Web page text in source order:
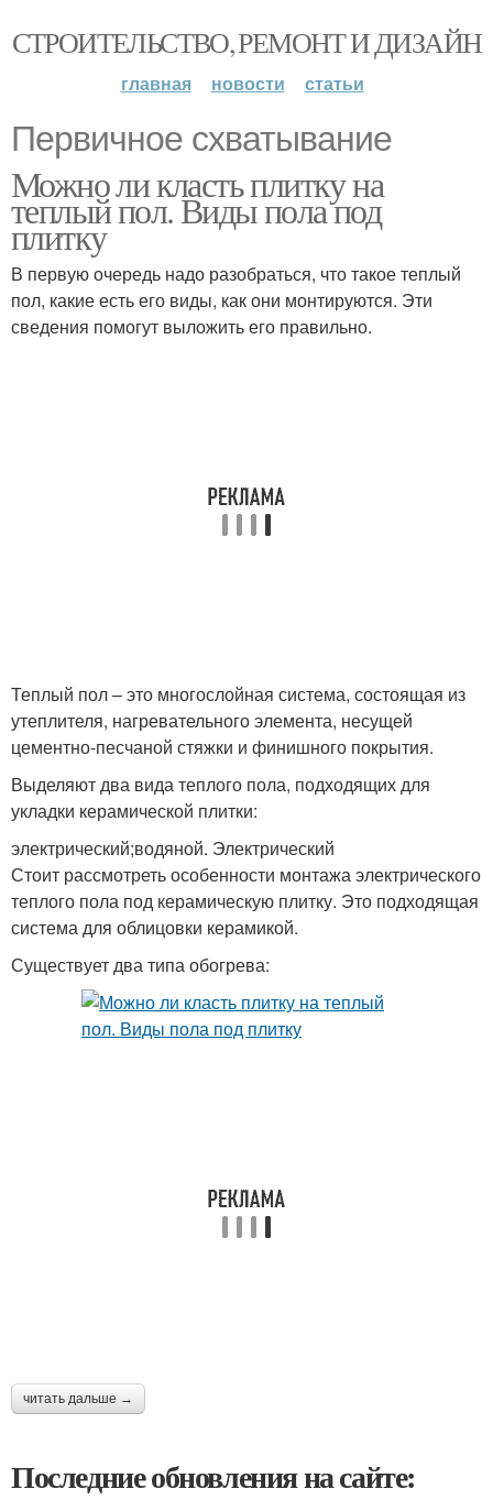
СТРОИТЕЛЬСТВО, РЕМОНТ И ДИЗАЙН
главная новости статьи
Первичное схватывание
Можно ли класть плитку на
теплый пол. Виды пола под
плитку
В первую очередь надо разобраться, что такое теплый
пол, какие есть его виды, как они монтируются. Эти
сведения помогут выложить его правильно.
Теплый пол – это многослойная система, состоящая из
утеплителя, нагревательного элемента, несущей
цементно-песчаной стяжки и финишного покрытия.
Выделяют два вида теплого пола, подходящих для
укладки керамической плитки:
электрический;водяной. Электрический
Стоит рассмотреть особенности монтажа электрического
теплого пола под керамическую плитку. Это подходящая
система для облицовки керамикой.
Существует два типа обогрева:
читать дальше →
Последние обновления на сайте: